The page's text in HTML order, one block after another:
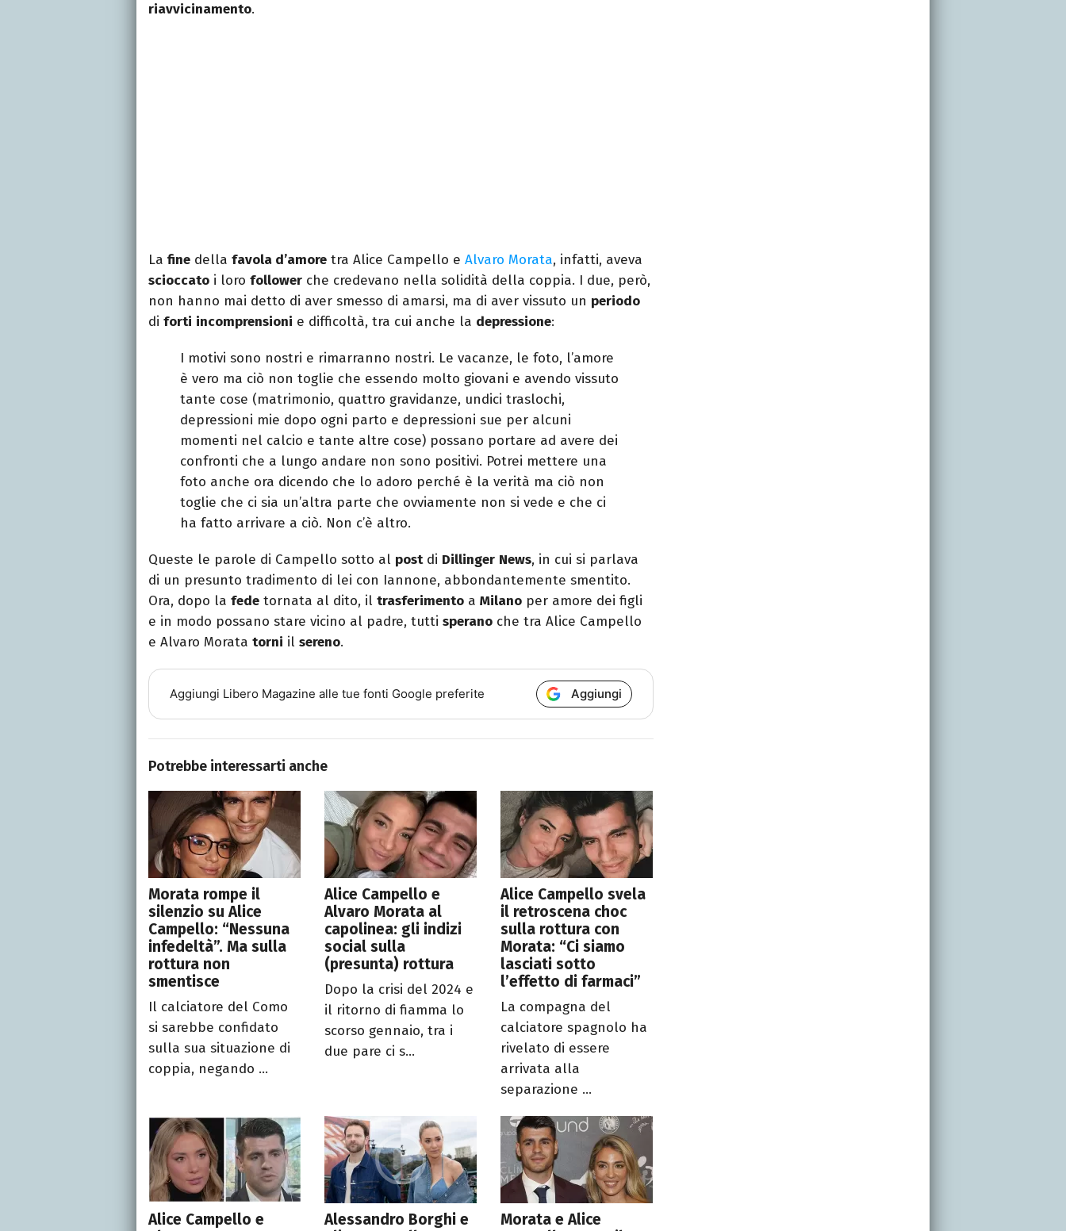
riavvicinamento.
La fine della favola d’amore tra Alice Campello e Alvaro Morata, infatti, aveva
scioccato i loro follower che credevano nella solidità della coppia. I due, però,
non hanno mai detto di aver smesso di amarsi, ma di aver vissuto un periodo
di forti incomprensioni e difficoltà, tra cui anche la depressione:
I motivi sono nostri e rimarranno nostri. Le vacanze, le foto, l’amore
è vero ma ciò non toglie che essendo molto giovani e avendo vissuto
tante cose (matrimonio, quattro gravidanze, undici traslochi,
depressioni mie dopo ogni parto e depressioni sue per alcuni
momenti nel calcio e tante altre cose) possano portare ad avere dei
confronti che a lungo andare non sono positivi. Potrei mettere una
foto anche ora dicendo che lo adoro perché è la verità ma ciò non
toglie che ci sia un’altra parte che ovviamente non si vede e che ci
ha fatto arrivare a ciò. Non c’è altro.
Queste le parole di Campello sotto al postdi Dillinger News, in cui si parlava
di un presunto tradimento di lei con Iannone, abbondantemente smentito.
Ora, dopo la fede tornata al dito, il trasferimento a Milano per amore dei figli
e in modo possano stare vicino al padre, tutti sperano che tra Alice Campello
e Alvaro Morata torni il sereno.
Aggiungi Libero Magazine alle tue fonti Google preferite Aggiungi
Potrebbe interessarti anche
Morata rompe il
silenzio su Alice
Campello: “Nessuna
infedeltà”. Ma sulla
rottura non
smentisce
Il calciatore del Como
si sarebbe confidato
sulla sua situazione di
coppia, negando ...
Alice Campello e
Alvaro Morata al
capolinea: gli indizi
social sulla
(presunta) rottura
Dopo la crisi del 2024 e
il ritorno di fiamma lo
scorso gennaio, tra i
due pare ci s...
Alice Campello svela
il retroscena choc
sulla rottura con
Morata: “Ci siamo
lasciati sotto
l’effetto di farmaci”
La compagna del
calciatore spagnolo ha
rivelato di essere
arrivata alla
separazione ...
Alice Campello e
Alessandro Borghi e
Morata e Alice